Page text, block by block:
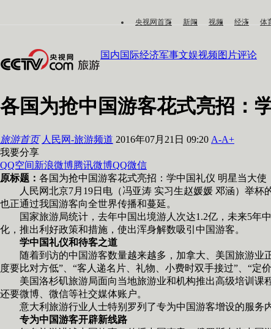
央视网首页 新闻 视频 经济 体
国内国际经济军事文娱视频图片评论
各国为抢中国游客花式亮招：
旅游首页 人民网-旅游频道 2016年07月21日 09:20 A-A+
我要分享
QQ空间新浪微博腾讯微博QQ微信
原标题： 各国为抢中国游客花式亮招：学中国礼仪 明星当大使
人民网北京7月19日电（冯亚涛 实习生赵媛媛 邓涵）举杯
也正通过我国游客向全世界传播和蔓延。
国家旅游局统计，去年中国出境游人次达1.2亿，未来5年中
化，推出利好政策和措施，使出浑身解数吸引中国游客。
学中国礼仪和待客之道
随着到访的中国游客数量越来越多，加拿大、美国旅游业
度要比对方低”、“客人递名片、礼物、小费时双手接过”、“
美国洛杉矶旅游局面向当地旅游业和机构推出高级培训课程
还要微博、微信等社交媒体账户。
意大利旅游行业人士特别罗列了专为中国游客增设的服务
专为中国游客开辟新线路